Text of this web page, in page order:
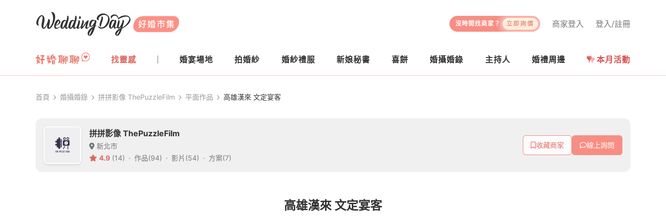
WeddingDay 好婚市集
登入/註冊
商家登入
沒時間找商家？ 立即詢價
找靈感 婚宴場地 拍婚紗 婚紗禮服 新娘秘書 喜餅 婚攝婚錄 主持人 婚禮周邊 本月活動
首頁 婚攝婚錄 拼拼影像 ThePuzzleFilm 平面作品 高雄漢來 文定宴客
拼拼影像 ThePuzzleFilm
新北市
4.9 (14) 作品(94) 影片(54) 方案(7)
收藏商家 線上詢問
高雄漢來 文定宴客